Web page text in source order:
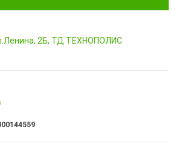
2Б, ТД ТЕХНОПОЛИС